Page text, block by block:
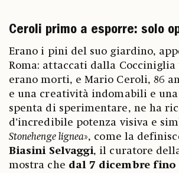
Ceroli primo a esporre: solo
Erano i pini del suo giardino,
Roma: attaccati dalla
erano morti, e Mario Ceroli, 86
e una creatività indomabili e
spenta di sperimentare, ne ha
d’incredibile potenza visiva e
Stonehenge lignea», come la
Biasini Selvaggi, il curatore
mostra che dal 7 dicembre fino